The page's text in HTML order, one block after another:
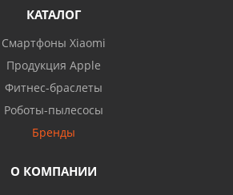
КАТАЛОГ
Смартфоны Xiaomi
Продукция Apple
Фитнес-браслеты
Роботы-пылесосы
Бренды
О КОМПАНИИ